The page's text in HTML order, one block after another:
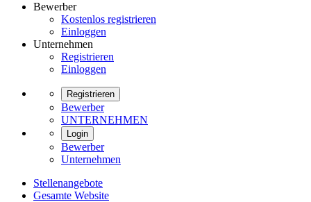
Bewerber
Kostenlos registrieren
Einloggen
Unternehmen
Registrieren
Einloggen
Registrieren
Bewerber
UNTERNEHMEN
Login
Bewerber
Unternehmen
Stellenangebote
Gesamte Website